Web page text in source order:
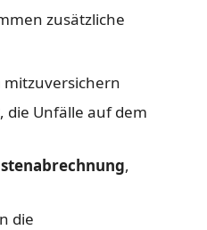
zusätzliche
mitzuversichern
, die Unfälle auf dem
,
die